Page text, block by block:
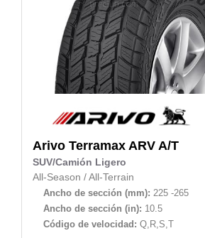
Arivo Terramax ARV A/T
SUV/Camión Ligero
All-Season / All-Terrain
Ancho de sección (mm): 225 -265
Ancho de sección (in): 10.5
Código de velocidad: Q,R,S,T